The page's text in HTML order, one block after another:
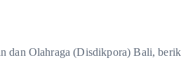
dan Olahraga (Disdikpora) Bali,